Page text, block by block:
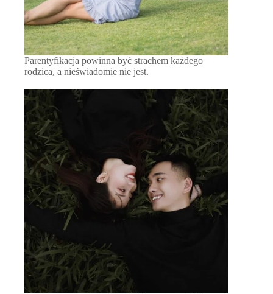
Parentyfikacja powinna być strachem każdego
rodzica, a nieświadomie nie jest.